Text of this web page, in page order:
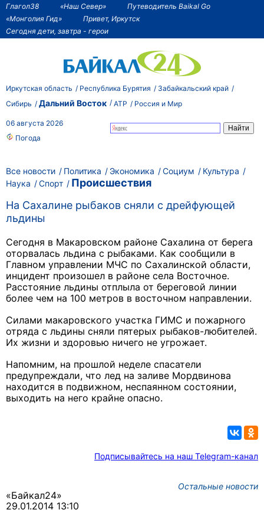
Глагол38 «Наш Север»
Путеводитель Baikal Go
«Монголия Гид»
Привет, Иркутск
Сегодня дети, завтра - герои
Иркутская область Республика Бурятия
Забайкальский край
Сибирь
Дальний Восток АТР Россия и Мир
06 августа 2026
Погода
Все новости Политика Экономика Социум
Культура
Наука
Спорт
Происшествия
На Сахалине рыбаков сняли с дрейфующей
льдины
Сегодня в Макаровском районе Сахалина от берега
оторвалась льдина с рыбаками. Как сообщили в
Главном управлении МЧС по Сахалинской области,
инцидент произошел в районе села Восточное.
Расстояние льдины отплыла от береговой линии
более чем на 100 метров в восточном направлении.
Силами макаровского участка ГИМС и пожарного
отряда с льдины сняли пятерых рыбаков-любителей.
Их жизни и здоровью ничего не угрожает.
Напомним, на прошлой неделе спасатели
предупреждали, что лед на заливе Мордвинова
находится в подвижном, неспаянном состоянии,
выходить на него крайне опасно.
Подписывайтесь на наш Telegram-канал
Остальные новости
«Байкал24»
29.01.2014 13:10